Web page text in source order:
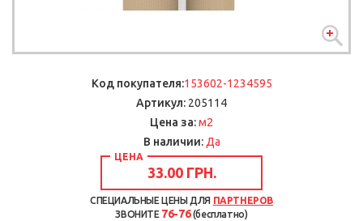
Код покупателя:153602-1234595
Артикул: 205114
Цена за:м2
В наличии: Да
ЦЕНА
33.00 ГРН.
СПЕЦИАЛЬНЫЕ ЦЕНЫ ДЛЯ ПАРТНЕРОВ
ЗВОНИТЕ 76-76(бесплатно)